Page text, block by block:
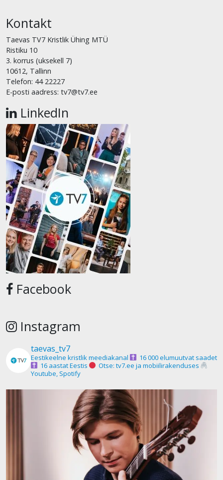
Kontakt
Taevas TV7 Kristlik Ühing MTÜ
Ristiku 10
3. korrus (uksekell 7)
10612, Tallinn
Telefon: 44 22227
E-posti aadress: tv7@tv7.ee
LinkedIn
Facebook
Instagram
taevas_tv7
Eestikeelne kristlik meediakanal
16 000 elumuutvat saadet
16 aastat Eestis
Otse: tv7.ee ja mobiilirakenduses
Youtube, Spotify